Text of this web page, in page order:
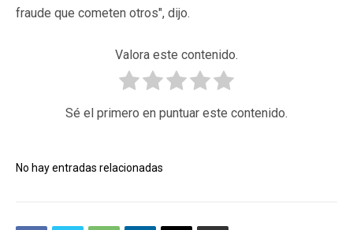
fraude que cometen otros", dijo.
Valora este contenido.
Sé el primero en puntuar este contenido.
No hay entradas relacionadas